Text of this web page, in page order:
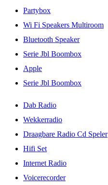
Partybox
Wi Fi Speakers Multiroom
Bluetooth Speaker
Serie Jbl Boombox
Apple
Serie Jbl Boombox
Dab Radio
Wekkerradio
Draagbare Radio Cd Speler
Hifi Set
Internet Radio
Voicerecorder